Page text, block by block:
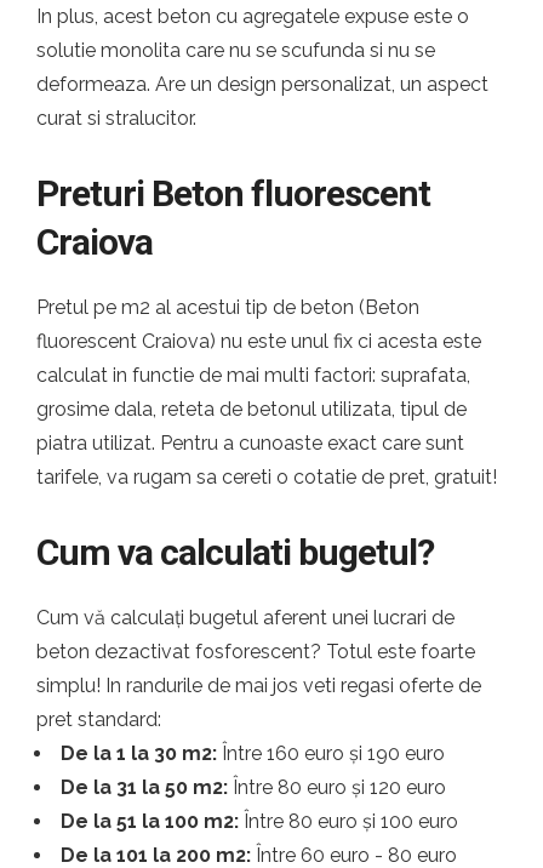
In plus, acest beton cu agregatele expuse este o
solutie monolita care nu se scufunda si nu se
deformeaza. Are un design personalizat, un aspect
curat si stralucitor.
Preturi Beton fluorescent
Craiova
Pretul pe m2 al acestui tip de beton (Beton
fluorescent Craiova) nu este unul fix ci acesta este
calculat in functie de mai multi factori: suprafata,
grosime dala, reteta de betonul utilizata, tipul de
piatra utilizat. Pentru a cunoaste exact care sunt
tarifele, va rugam sa cereti o cotatie de pret, gratuit!
Cum va calculati bugetul?
Cum vă calculați bugetul aferent unei lucrari de
beton dezactivat fosforescent? Totul este foarte
simplu! In randurile de mai jos veti regasi oferte de
pret standard:
De la 1 la 30 m2: Între 160 euro și 190 euro
De la 31 la 50 m2: Între 80 euro și 120 euro
De la 51 la 100 m2: Între 80 euro și 100 euro
De la 101 la 200 m2: Între 60 euro - 80 euro